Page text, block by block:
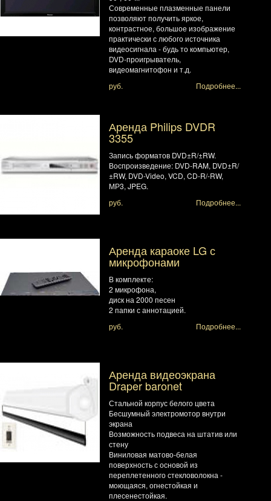
Современные плазменные панели
позволяют получить яркое,
контрастное, большое изображение
практически с любого источника
видеосигнала - будь то компьютер,
DVD-проигрыватель,
видеомагнитофон и т.д.
руб.
Подробнее...
Аренда Philips DVDR
3355
Запись форматов DVD±R/±RW.
Воспроизведение: DVD-RAM, DVD±R/
±RW, DVD-Video, VCD, CD-R/-RW,
МР3, JPEG.
руб.
Подробнее...
Аренда караоке LG с
микрофонами
В комплекте:
2 микрофона,
диск на 2000 песен
2 папки с аннотацией.
руб.
Подробнее...
Аренда видеоэкрана
Draper baronet
Стальной корпус белого цвета
Бесшумный электромотор внутри
экрана
Возможность подвеса на штатив или
стену
Виниловая матово-белая
поверхность с основой из
переплетенного стекловолокна -
моющаяся, огнестойкая и
плесенестойкая.